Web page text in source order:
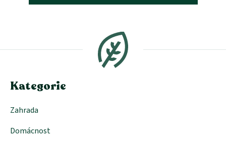
a
Kategorie
Zahrada
Domácnost